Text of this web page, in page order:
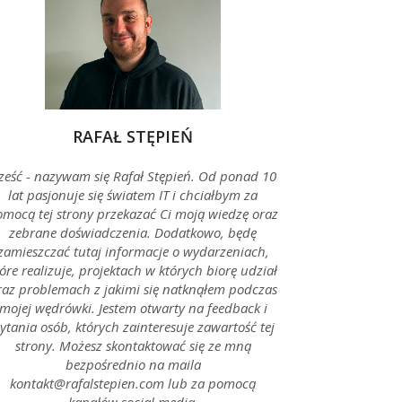
RAFAŁ STĘPIEŃ
- nazywam się Rafał Stępień. Od ponad 10
lat pasjonuje się światem IT i chciałbym za
tej strony przekazać Ci moją wiedzę oraz
zebrane doświadczenia. Dodatkowo, będę
tutaj informacje o wydarzeniach,
realizuje, projektach w których biorę udział
problemach z jakimi się natknąłem podczas
mojej wędrówki. Jestem otwarty na feedback i
osób, których zainteresuje zawartość tej
strony. Możesz skontaktować się ze mną
bezpośrednio na maila
kontakt@rafalstepien.com lub za pomocą